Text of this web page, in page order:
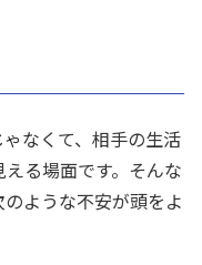
なくて、相手の生活
る場面です。そんな
ような不安が頭をよ